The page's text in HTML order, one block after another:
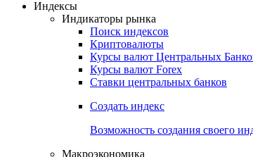
Получить доступ
Индикаторы рынка
Поиск индексов
Криптовалюты
Курсы валют Центральных Банков
Курсы валют Forex
Ставки центральных банков
Создать индекс